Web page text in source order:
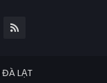
ĐÀ LẠT